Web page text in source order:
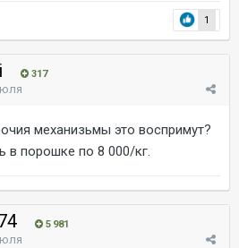
1
317
механизьмы это воспримут?
в порошке по 8 000/кг.
5 981